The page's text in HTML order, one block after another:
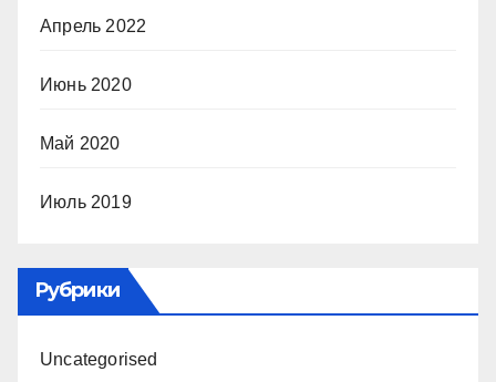
Апрель 2022
Июнь 2020
Май 2020
Июль 2019
Рубрики
Uncategorised